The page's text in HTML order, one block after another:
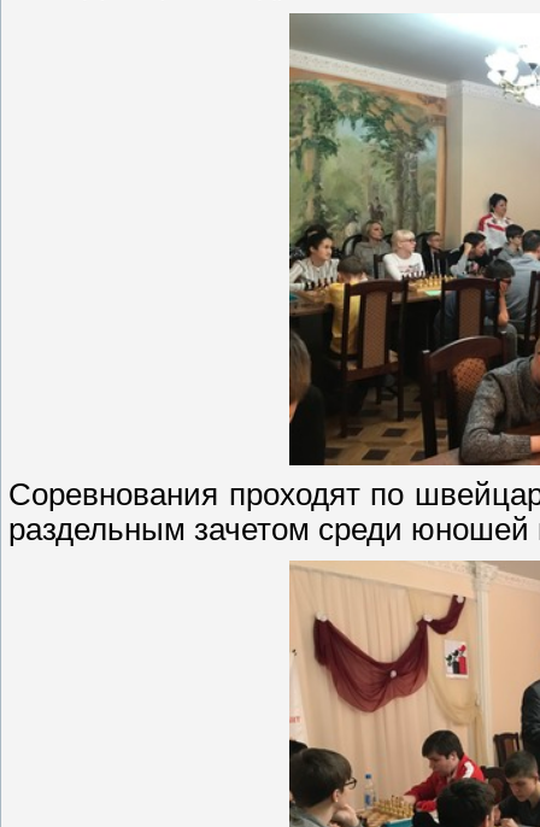
Соревнования проходят по
раздельным зачетом среди юношей